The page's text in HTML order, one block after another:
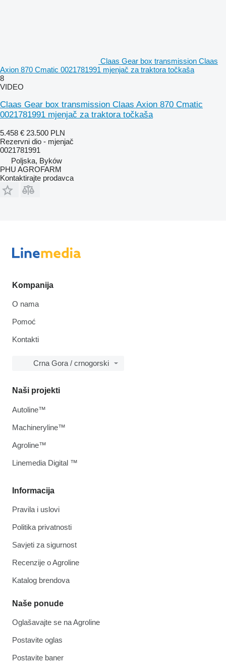
Claas Gear box transmission Claas
Axion 870 Cmatic 0021781991 mjenjač za traktora točkaša
8
VIDEO
Claas Gear box transmission Claas Axion 870 Cmatic
0021781991 mjenjač za traktora točkaša
5.458 € 23.500 PLN
Rezervni dio - mjenjač
0021781991
Poljska, Byków
PHU AGROFARM
Kontaktirajte prodavca
Kompanija
O nama
Pomoć
Kontakti
Crna Gora / crnogorski
Informacija
Pravila i uslovi
Politika privatnosti
Savjeti za sigurnost
Recenzije o Agroline
Katalog brendova
Naše ponude
Oglašavajte se na Agroline
Postavite oglas
Postavite baner
Naši projekti
Autoline™
Machineryline™
Agroline™
Linemedia Digital ™